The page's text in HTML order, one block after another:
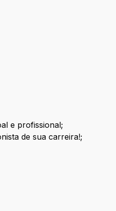
e profissional;
de sua carreira!;